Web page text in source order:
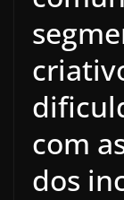
com
dos